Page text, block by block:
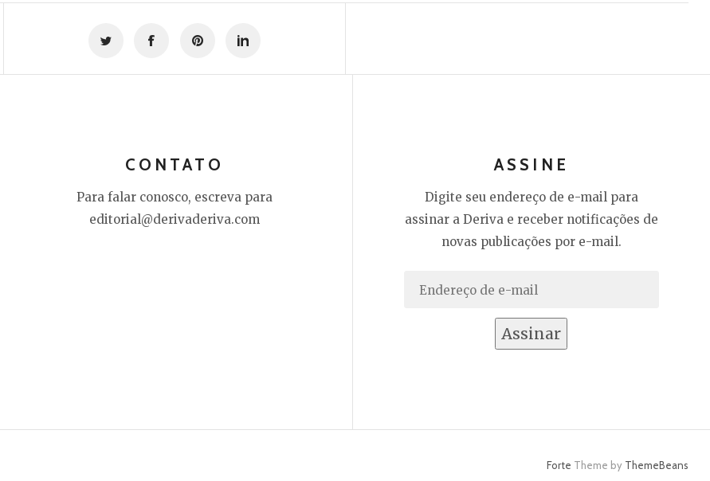
CONTATO
Para falar conosco, escreva para
editorial@derivaderiva.com
ASSINE
Digite seu endereço de e-mail para
assinar a Deriva e receber notificações de
novas publicações por e-mail.
Endereço
Assinar
Forte Theme by ThemeBeans